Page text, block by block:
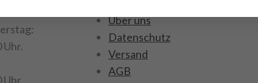
Uhr.
Uhr .
Über uns
Datenschutz
Versand
AGB